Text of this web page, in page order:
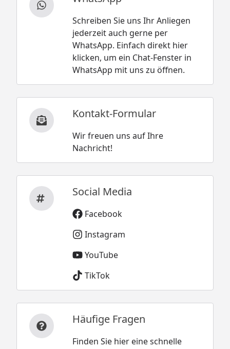
Schreiben Sie uns Ihr Anliegen
jederzeit auch gerne per
WhatsApp. Einfach direkt hier
klicken, um ein Chat-Fenster in
WhatsApp mit uns zu öffnen.
Kontakt-Formular
Wir freuen uns auf Ihre
Nachricht!
Social Media
Facebook
Instagram
YouTube
TikTok
Häufige Fragen
Finden Sie hier eine schnelle